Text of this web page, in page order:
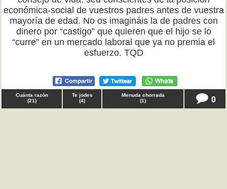
económica-social de vuestros padres antes de vuestra
mayoría de edad. No os imagináis la de padres con
dinero por “castigo” que quieren que el hijo se lo
“curre” en un mercado laboral que ya no premia el
esfuerzo. TQD
Cuánta razón
(21)
Te jodes
(4)
Menuda chorrada
(1) 0